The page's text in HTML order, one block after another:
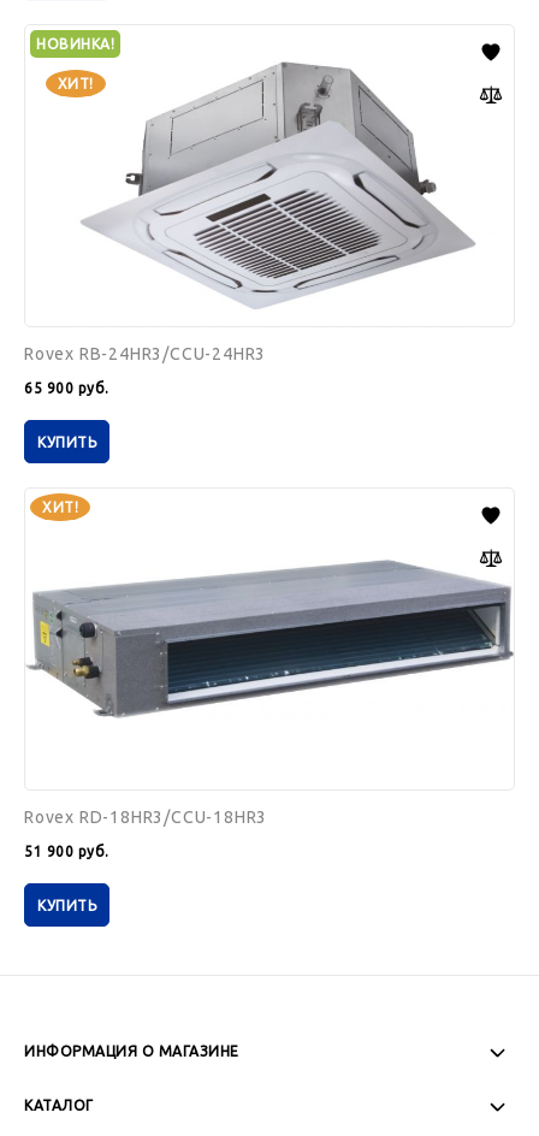
Rovex
RB-
24HR3/CCU-
24HR3
НОВИНКА!
ХИТ!
Rovex RB-24HR3/CCU-24HR3
65 900 руб.
КУПИТЬ
Rovex
RD-
18HR3/CCU-
ХИТ!
Rovex RD-18HR3/CCU-18HR3
51 900 руб.
КУПИТЬ
ИНФОРМАЦИЯ О МАГАЗИНЕ
Сб-Вс: Выходной
КАТАЛОГ